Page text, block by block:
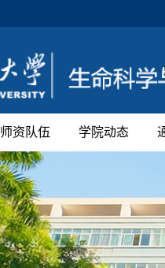
师资队伍 学院动态